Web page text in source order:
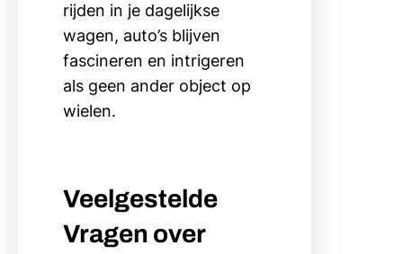
rijden in je dagelijkse
wagen, auto’s blijven
fascineren en intrigeren
als geen ander object op
wielen.
Veelgestelde
Vragen over